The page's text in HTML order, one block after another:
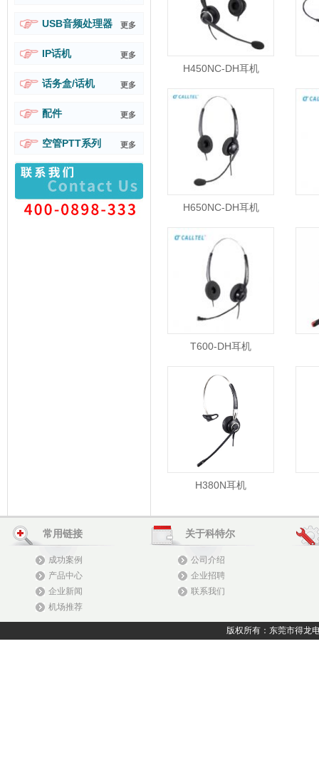
USB音频处理器 更多
IP话机 更多
话务盒/话机 更多
配件 更多
空管PTT系列 更多
H450NC-DH耳机
H650NC-DH耳机
T600-DH耳机
H380N耳机
常用链接
成功案例
产品中心
企业新闻
机场推荐
关于科特尔
公司介绍
企业招聘
联系我们
版权所有：东莞市得龙